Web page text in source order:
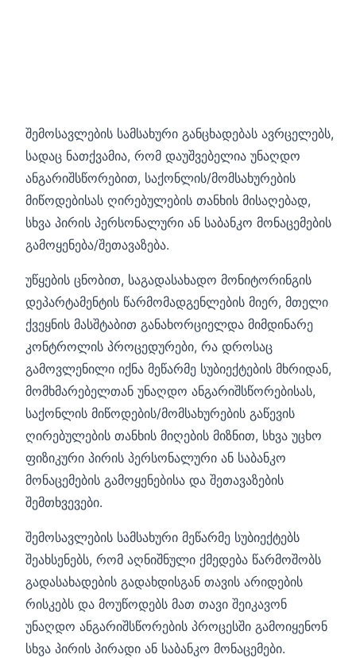
შემოსავლების სამსახური განცხადებას ავრცელებს,
სადაც ნათქვამია, რომ დაუშვებელია უნაღდო
ანგარიშსწორებით, საქონლის/მომსახურების
მიწოდებისას ღირებულების თანხის მისაღებად,
სხვა პირის პერსონალური ან საბანკო მონაცემების
გამოყენება/შეთავაზება.
უწყების ცნობით, საგადასახადო მონიტორინგის
დეპარტამენტის წარმომადგენლების მიერ, მთელი
ქვეყნის მასშტაბით განახორციელდა მიმდინარე
კონტროლის პროცედურები, რა დროსაც
გამოვლენილი იქნა მეწარმე სუბიექტების მხრიდან,
მომხმარებელთან უნაღდო ანგარიშსწორებისას,
საქონლის მიწოდების/მომსახურების გაწევის
ღირებულების თანხის მიღების მიზნით, სხვა უცხო
ფიზიკური პირის პერსონალური ან საბანკო
მონაცემების გამოყენებისა და შეთავაზების
შემთხვევები.
შემოსავლების სამსახური მეწარმე სუბიექტებს
შეახსენებს, რომ აღნიშნული ქმედება წარმოშობს
გადასახადების გადახდისგან თავის არიდების
რისკებს და მოუწოდებს მათ თავი შეიკავონ
უნაღდო ანგარიშსწორების პროცესში გამოიყენონ
სხვა პირის პირადი ან საბანკო მონაცემები.